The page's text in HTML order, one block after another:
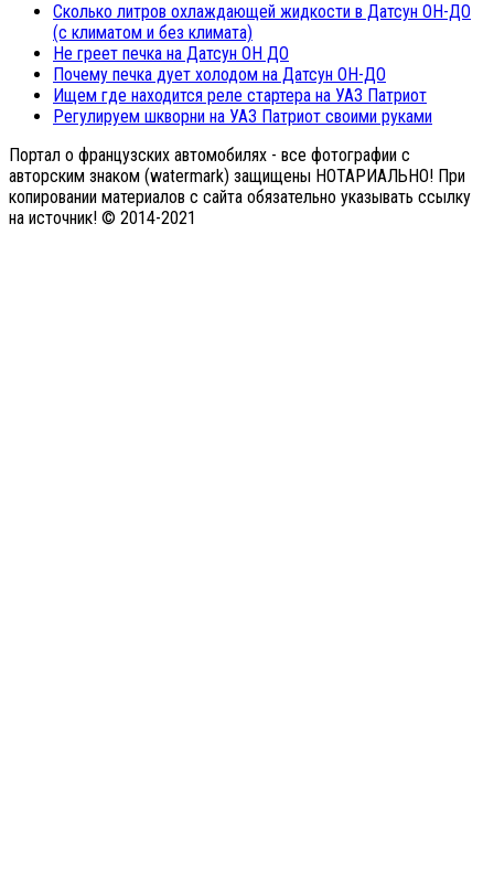
Сколько литров охлаждающей жидкости в Датсун ОН-ДО
(с климатом и без климата)
Не греет печка на Датсун ОН ДО
Почему печка дует холодом на Датсун ОН-ДО
Ищем где находится реле стартера на УАЗ Патриот
Регулируем шкворни на УАЗ Патриот своими руками
Портал о французских автомобилях - все фотографии с
авторским знаком (watermark) защищены НОТАРИАЛЬНО! При
копировании материалов с сайта обязательно указывать ссылку
на источник! © 2014-2021